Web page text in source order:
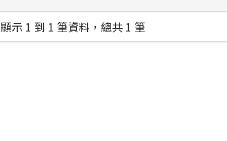
顯示 1 到 1 筆資料，總共 1 筆